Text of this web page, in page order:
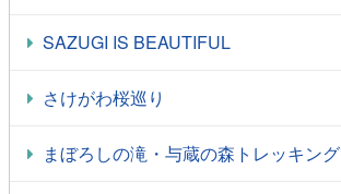
SAZUGI IS BEAUTIFUL
さけがわ桜巡り
まぼろしの滝・与蔵の森トレッキング